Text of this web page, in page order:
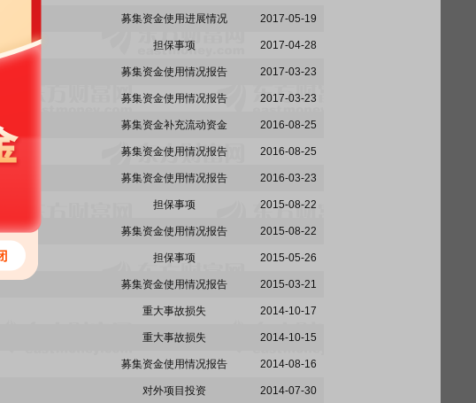
募集资金使用进展情况 2017-05-19
担保事项 2017-04-28
募集资金使用情况报告 2017-03-23
募集资金使用情况报告 2017-03-23
募集资金补充流动资金 2016-08-25
募集资金使用情况报告 2016-08-25
募集资金使用情况报告 2016-03-23
担保事项 2015-08-22
募集资金使用情况报告 2015-08-22
担保事项 2015-05-26
募集资金使用情况报告 2015-03-21
重大事故损失 2014-10-17
重大事故损失 2014-10-15
募集资金使用情况报告 2014-08-16
对外项目投资 2014-07-30